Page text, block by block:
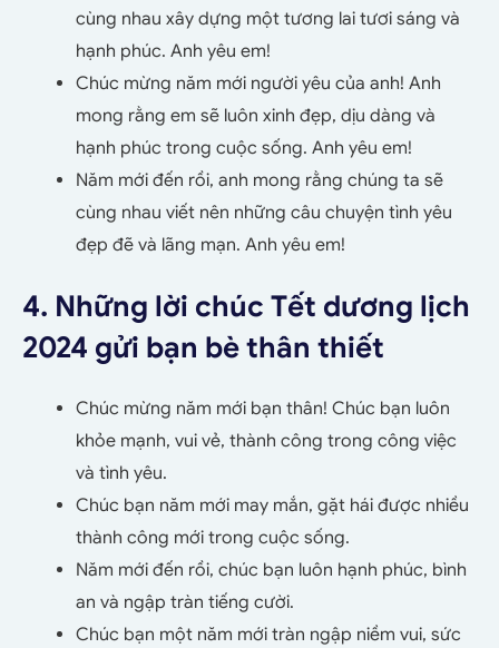
cùng nhau xây dựng một tương lai tươi sáng và
hạnh phúc. Anh yêu em!
Chúc mừng năm mới người yêu của anh! Anh
mong rằng em sẽ luôn xinh đẹp, dịu dàng và
hạnh phúc trong cuộc sống. Anh yêu em!
Năm mới đến rồi, anh mong rằng chúng ta sẽ
cùng nhau viết nên những câu chuyện tình yêu
đẹp đẽ và lãng mạn. Anh yêu em!
4. Những lời chúc Tết dương lịch
2024 gửi bạn bè thân thiết
Chúc mừng năm mới bạn thân! Chúc bạn luôn
khỏe mạnh, vui vẻ, thành công trong công việc
và tình yêu.
Chúc bạn năm mới may mắn, gặt hái được nhiều
thành công mới trong cuộc sống.
Năm mới đến rồi, chúc bạn luôn hạnh phúc, bình
an và ngập tràn tiếng cười.
Chúc bạn một năm mới tràn ngập niềm vui, sức